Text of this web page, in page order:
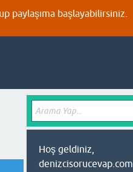
paylaşıma başlayabilirsiniz.
Hoş geldiniz,
denizcisorucevap.com